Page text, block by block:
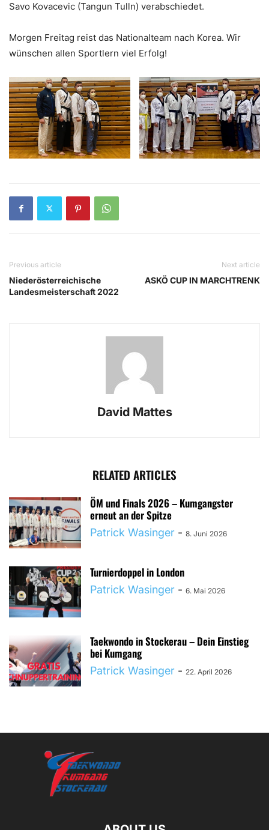
Savo Kovacevic (Tangun Tulln) verabschiedet.
Morgen Freitag reist das Nationalteam nach Korea. Wir
wünschen allen Sportlern viel Erfolg!
Previous article
Niederösterreichische
Landesmeisterschaft 2022
Next article
ASKÖ CUP IN MARCHTRENK
David Mattes
RELATED ARTICLES
ÖM und Finals 2026 – Kumgangster
erneut an der Spitze
Patrick Wasinger - 8. Juni 2026
Turnierdoppel in London
Patrick Wasinger - 6. Mai 2026
Taekwondo in Stockerau – Dein Einstieg
bei Kumgang
Patrick Wasinger - 22. April 2026